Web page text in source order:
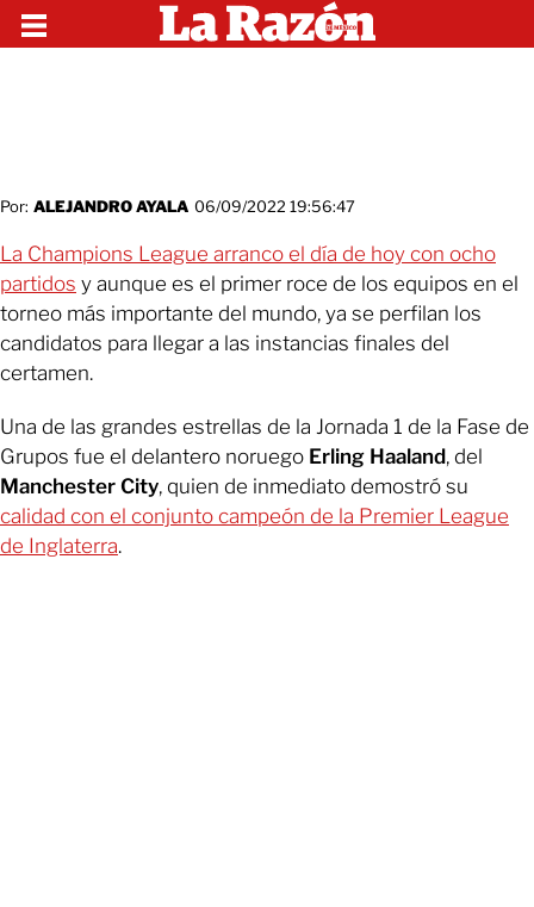
Por: ALEJANDRO AYALA 06/09/2022 19:56:47
La Champions League arranco el día de hoy con ocho
partidos y aunque es el primer roce de los equipos en el
torneo más importante del mundo, ya se perfilan los
candidatos para llegar a las instancias finales del
certamen.
Una de las grandes estrellas de la Jornada 1 de la Fase de
Grupos fue el delantero noruego Erling Haaland, del
Manchester City, quien de inmediato demostró su
calidad con el conjunto campeón de la Premier League
de Inglaterra.